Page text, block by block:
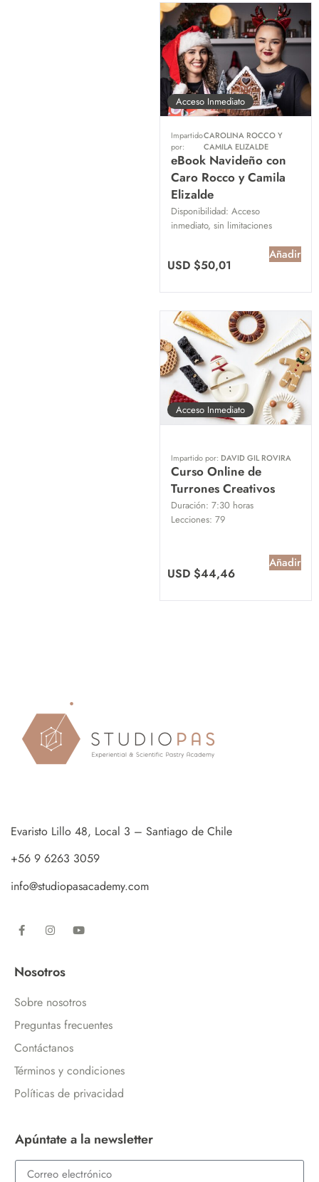
Acceso Inmediato
Impartido
por:
CAROLINA ROCCO Y
CAMILA ELIZALDE
eBook Navideño con
Caro Rocco y Camila
Elizalde
Disponibilidad: Acceso
inmediato, sin limitaciones
USD $50,01
Añadir
Acceso Inmediato
Impartido por: DAVID GIL ROVIRA
Curso Online de
Turrones Creativos
Duración: 7:30 horas
Lecciones: 79
USD $44,46
Añadir
Evaristo Lillo 48, Local 3 – Santiago de Chile
+56 9 6263 3059
info@studiopasacademy.com
Nosotros
Sobre nosotros
Preguntas frecuentes
Contáctanos
Términos y condiciones
Políticas de privacidad
Apúntate a la newsletter